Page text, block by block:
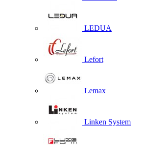
LEDUA
Lefort
Lemax
Linken System